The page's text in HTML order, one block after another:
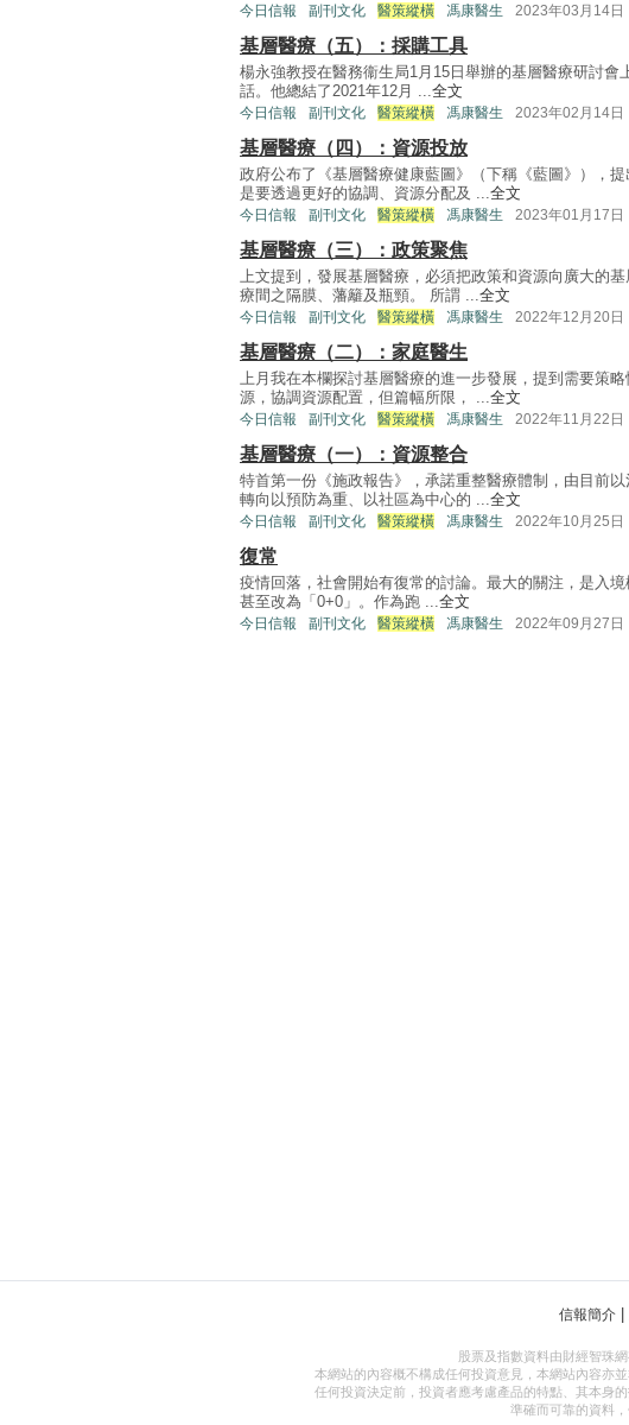
今日信報 副刊文化 醫策縱橫 馮康醫生 2023年03月14日
基層醫療（五）：採購工具
楊永強教授在醫務衞生局1月15日舉辦的基層醫療研討會
話。他總結了2021年12月 ...全文
今日信報 副刊文化 醫策縱橫 馮康醫生 2023年02月14日
基層醫療（四）：資源投放
政府公布了《基層醫療健康藍圖》（下稱《藍圖》），
是要透過更好的協調、資源分配及 ...全文
今日信報 副刊文化 醫策縱橫 馮康醫生 2023年01月17日
基層醫療（三）：政策聚焦
上文提到，發展基層醫療，必須把政策和資源向廣大的
療間之隔膜、藩籬及瓶頸。 所謂 ...全文
今日信報 副刊文化 醫策縱橫 馮康醫生 2022年12月20日
基層醫療（二）：家庭醫生
上月我在本欄探討基層醫療的進一步發展，提到需要策
源，協調資源配置，但篇幅所限， ...全文
今日信報 副刊文化 醫策縱橫 馮康醫生 2022年11月22日
基層醫療（一）：資源整合
特首第一份《施政報告》，承諾重整醫療體制，由目前
轉向以預防為重、以社區為中心的 ...全文
今日信報 副刊文化 醫策縱橫 馮康醫生 2022年10月25日
復常
疫情回落，社會開始有復常的討論。最大的關注，是入
甚至改為「0+0」。作為跑 ...全文
今日信報 副刊文化 醫策縱橫 馮康醫生 2022年09月27日
信報簡介
股票及指數資料由財經智珠
本網站的內容概不構成任何投資意見，本網站內容亦
任何投資決定前，投資者應考慮產品的特點、其本身
準確而可靠的資料